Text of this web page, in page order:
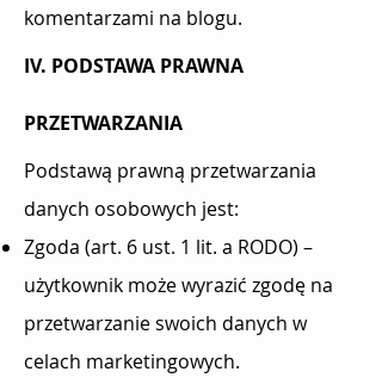
komentarzami na blogu.
IV. PODSTAWA PRAWNA
PRZETWARZANIA
Podstawą prawną przetwarzania
danych osobowych jest:
Zgoda (art. 6 ust. 1 lit. a RODO) –
użytkownik może wyrazić zgodę na
przetwarzanie swoich danych w
celach marketingowych.